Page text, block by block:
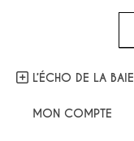
L’ÉCHO DE LA BAIE
MON COMPTE